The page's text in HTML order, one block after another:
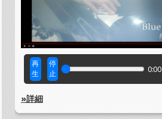
再
生
停
止
0:00
»詳細